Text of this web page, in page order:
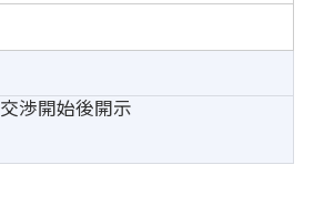
交渉開始後開示